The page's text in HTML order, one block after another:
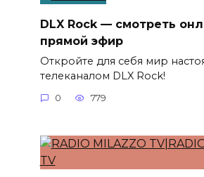
DLX Rock — смотреть
прямой эфир
Откройте для себя мир
телеканалом DLX Rock!
0 779